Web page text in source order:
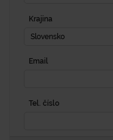
Krajina
Slovensko
Email
Tel. číslo